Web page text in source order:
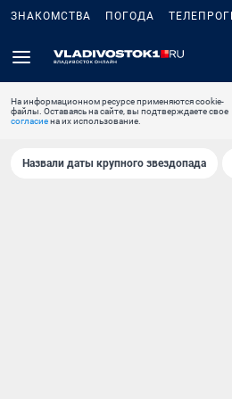
ЗНАКОМСТВА ПОГОДА
На информационном ресурсе применяются cookie-
файлы. Оставаясь на сайте, вы подтверждаете свое
согласиена их использование.
Назвали даты крупного звездопада